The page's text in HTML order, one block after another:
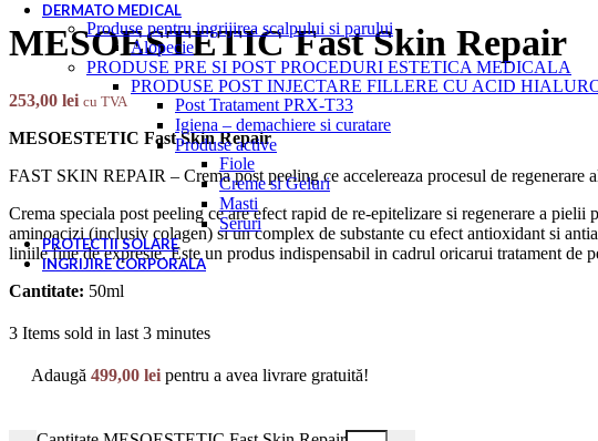
DERMATO MEDICAL
Produse pentru ingrijirea scalpului si parului
Alopecie
PRODUSE PRE SI POST PROCEDURI ESTETICA MEDICALA
PRODUSE POST INJECTARE FILLERE CU ACID
Post Tratament PRX-T33
Igiena – demachiere si curatare
Produse active
Fiole
Creme si Geluri
Masti
Seruri
PROTECTII SOLARE
INGRIJIRE CORPORALA
MESOESTETIC Fast Skin Repair
253,00 lei cu TVA
MESOESTETIC Fast Skin Repair
FAST SKIN REPAIR – Crema post peeling ce accelereaza procesul de regenerare
Crema speciala post peeling ce are efect rapid de re-epitelizare si regenerare a
aminoacizi (inclusiv colagen) si un complex de substante cu efect antioxidant si
liniile fine de expresie. Este un produs indispensabil in cadrul oricarui tratament de
Cantitate: 50ml
3 Items sold in last 3 minutes
Adaugă 499,00 lei pentru a avea livrare gratuită!